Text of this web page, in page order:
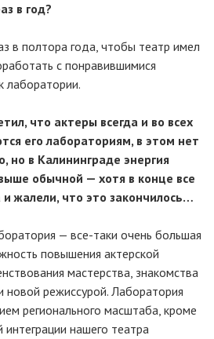
в год?
в полтора года, чтобы театр имел
с понравившимися
лаборатории.
что актеры всегда и во всех
его лабораториям, в этом нет
но в Калининграде энергия
обычной — хотя в конце все
и жалели, что это закончилось…
— все-таки очень большая
повышения актерской
мастерства, знакомства
новой режиссурой. Лаборатория
регионального масштаба, кроме
интеграции нашего театра